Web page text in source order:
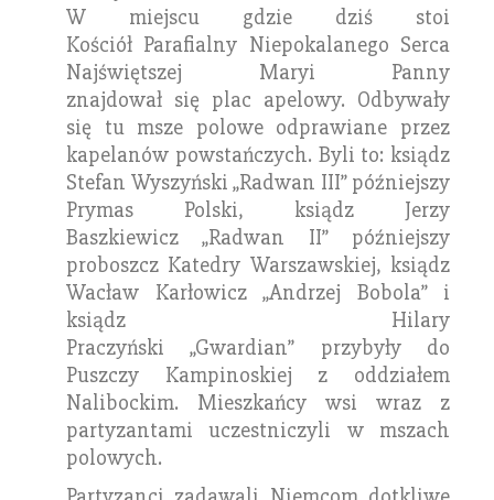
W miejscu gdzie dziś stoi
Kościół Parafialny Niepokalanego Serca
Najświętszej Maryi Panny
znajdował się plac apelowy. Odbywały
się tu msze polowe odprawiane przez
kapelanów powstańczych. Byli to: ksiądz
Stefan Wyszyński „Radwan III” późniejszy
Prymas Polski, ksiądz Jerzy
Baszkiewicz „Radwan II” późniejszy
proboszcz Katedry Warszawskiej, ksiądz
Wacław Karłowicz „Andrzej Bobola” i
ksiądz Hilary
Praczyński „Gwardian” przybyły do
Puszczy Kampinoskiej z oddziałem
Nalibockim. Mieszkańcy wsi wraz z
partyzantami uczestniczyli w mszach
polowych.